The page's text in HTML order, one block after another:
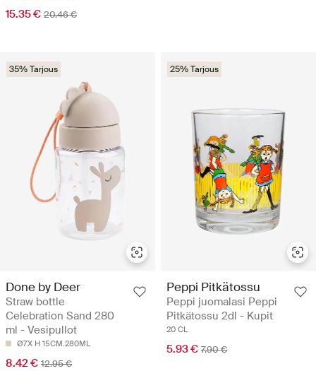
15.35 € 20.46 €
35% Tarjous
Done by Deer
Straw bottle
Celebration Sand 280
ml - Vesipullot
Ø7X H 15CM.280ML
8.42 € 12.95 €
25% Tarjous
Peppi Pitkätossu
Peppi juomalasi Peppi
Pitkätossu 2dl - Kupit
20 CL
5.93 € 7.90 €